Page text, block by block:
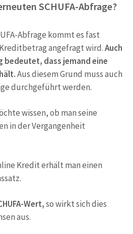
SCHUFA-Abfrage?
Abfrage kommt es fast
angefragt wird.Auch
dass jemand eine
Aus diesem Grund muss auch
durchgeführt werden.
wissen, ob man seine
in der Vergangenheit
Kredit erhält man einen
Wert,so wirkt sich dies
aus.